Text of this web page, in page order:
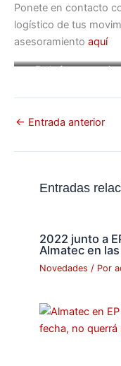
Ponete en contacto
logístico de tus
asesoramiento aquí
En la foto,
← Entrada anterior
Entradas
2022 junto a
Almatec en
Novedades / Por